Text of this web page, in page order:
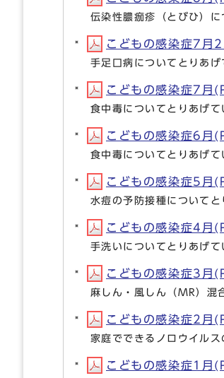
伝染性膿痂疹（とびひ）に
こどもの感染症7
手足口病についてとりあげ
こどもの感染症7
食中毒についてとりあげて
こどもの感染症6
食中毒についてとりあげて
こどもの感染症5
水痘の予防接種についてと
こどもの感染症4
手洗いについてとりあげて
こどもの感染症3
麻しん・風しん（MR）混
こどもの感染症2
家庭でできるノロウイル
こどもの感染症1